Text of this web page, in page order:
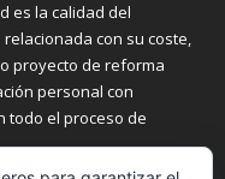
es la calidad del
con su coste,
proyecto de reforma
personal con
todo el proceso de